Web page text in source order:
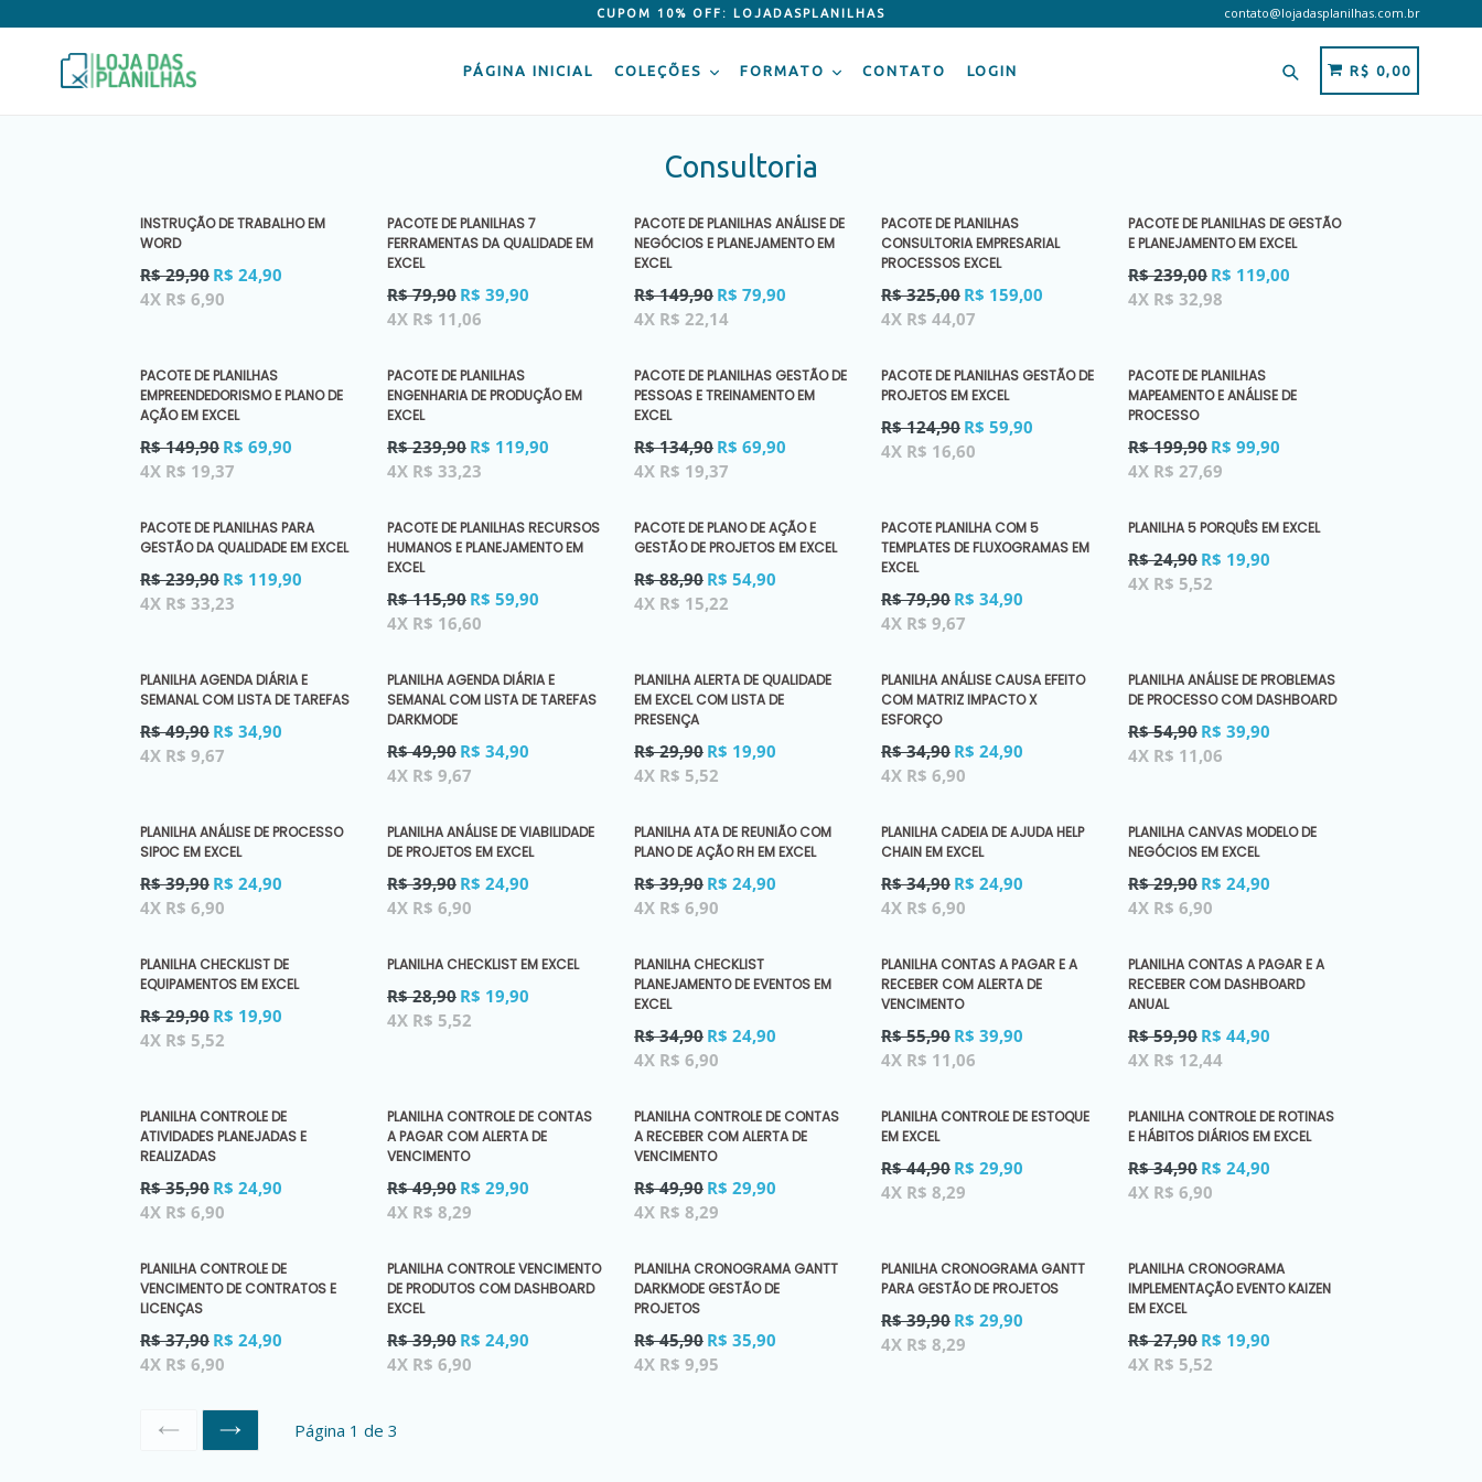
para
CUPOM 10% OFF: LOJADASPLANILHAS contato@lojadasplanilhas.com.br
PÁGINA INICIAL COLEÇÕES FORMATO CONTATO LOGIN PesquisarCARRINHO
CARRINHO
R$ 0,00
Consultoria
INSTRUÇÃO DE TRABALHO EM
WORD
Preço
normal
R$ 29,90 R$ 24,90
4X R$ 6,90
PACOTE DE PLANILHAS 7
FERRAMENTAS DA QUALIDADE EM
EXCEL
Preço
normal
R$ 79,90 R$ 39,90
4X R$ 11,06
PACOTE DE PLANILHAS ANÁLISE DE
NEGÓCIOS E PLANEJAMENTO EM
EXCEL
Preço
normal
R$ 149,90 R$ 79,90
4X R$ 22,14
PACOTE DE PLANILHAS
CONSULTORIA EMPRESARIAL
PROCESSOS EXCEL
Preço
normal
R$ 325,00 R$ 159,00
4X R$ 44,07
PACOTE DE PLANILHAS DE GESTÃO
E PLANEJAMENTO EM EXCEL
Preço
normal
R$ 239,00 R$ 119,00
4X R$ 32,98
PACOTE DE PLANILHAS
EMPREENDEDORISMO E PLANO DE
AÇÃO EM EXCEL
Preço
normal
R$ 149,90 R$ 69,90
4X R$ 19,37
PACOTE DE PLANILHAS
ENGENHARIA DE PRODUÇÃO EM
EXCEL
Preço
normal
R$ 239,90 R$ 119,90
4X R$ 33,23
PACOTE DE PLANILHAS GESTÃO DE
PESSOAS E TREINAMENTO EM
EXCEL
Preço
normal
R$ 134,90 R$ 69,90
4X R$ 19,37
PACOTE DE PLANILHAS GESTÃO DE
PROJETOS EM EXCEL
Preço
normal
R$ 124,90 R$ 59,90
4X R$ 16,60
PACOTE DE PLANILHAS
MAPEAMENTO E ANÁLISE DE
PROCESSO
Preço
normal
R$ 199,90 R$ 99,90
4X R$ 27,69
PACOTE DE PLANILHAS PARA
GESTÃO DA QUALIDADE EM EXCEL
Preço
normal
R$ 239,90 R$ 119,90
4X R$ 33,23
PACOTE DE PLANILHAS RECURSOS
HUMANOS E PLANEJAMENTO EM
EXCEL
Preço
normal
R$ 115,90 R$ 59,90
4X R$ 16,60
PACOTE DE PLANO DE AÇÃO E
GESTÃO DE PROJETOS EM EXCEL
Preço
normal
R$ 88,90 R$ 54,90
4X R$ 15,22
PACOTE PLANILHA COM 5
TEMPLATES DE FLUXOGRAMAS EM
EXCEL
Preço
normal
R$ 79,90 R$ 34,90
4X R$ 9,67
PLANILHA 5 PORQUÊS EM EXCEL
Preço
normal
R$ 24,90 R$ 19,90
4X R$ 5,52
PLANILHA AGENDA DIÁRIA E
SEMANAL COM LISTA DE TAREFAS
Preço
normal
R$ 49,90 R$ 34,90
4X R$ 9,67
PLANILHA AGENDA DIÁRIA E
SEMANAL COM LISTA DE TAREFAS
DARKMODE
Preço
normal
R$ 49,90 R$ 34,90
4X R$ 9,67
PLANILHA ALERTA DE QUALIDADE
EM EXCEL COM LISTA DE
PRESENÇA
Preço
normal
R$ 29,90 R$ 19,90
4X R$ 5,52
PLANILHA ANÁLISE CAUSA EFEITO
COM MATRIZ IMPACTO X
ESFORÇO
Preço
normal
R$ 34,90 R$ 24,90
4X R$ 6,90
PLANILHA ANÁLISE DE PROBLEMAS
DE PROCESSO COM DASHBOARD
Preço
normal
R$ 54,90 R$ 39,90
4X R$ 11,06
PLANILHA ANÁLISE DE PROCESSO
SIPOC EM EXCEL
Preço
normal
R$ 39,90 R$ 24,90
4X R$ 6,90
PLANILHA ANÁLISE DE VIABILIDADE
DE PROJETOS EM EXCEL
Preço
normal
R$ 39,90 R$ 24,90
4X R$ 6,90
PLANILHA ATA DE REUNIÃO COM
PLANO DE AÇÃO RH EM EXCEL
Preço
normal
R$ 39,90 R$ 24,90
4X R$ 6,90
PLANILHA CADEIA DE AJUDA HELP
CHAIN EM EXCEL
Preço
normal
R$ 34,90 R$ 24,90
4X R$ 6,90
PLANILHA CANVAS MODELO DE
NEGÓCIOS EM EXCEL
Preço
normal
R$ 29,90 R$ 24,90
4X R$ 6,90
PLANILHA CHECKLIST DE
EQUIPAMENTOS EM EXCEL
Preço
normal
R$ 29,90 R$ 19,90
4X R$ 5,52
PLANILHA CHECKLIST EM EXCEL
Preço
normal
R$ 28,90 R$ 19,90
4X R$ 5,52
PLANILHA CHECKLIST
PLANEJAMENTO DE EVENTOS EM
EXCEL
Preço
normal
R$ 34,90 R$ 24,90
4X R$ 6,90
PLANILHA CONTAS A PAGAR E A
RECEBER COM ALERTA DE
VENCIMENTO
Preço
normal
R$ 55,90 R$ 39,90
4X R$ 11,06
PLANILHA CONTAS A PAGAR E A
RECEBER COM DASHBOARD
ANUAL
Preço
normal
R$ 59,90 R$ 44,90
4X R$ 12,44
PLANILHA CONTROLE DE
ATIVIDADES PLANEJADAS E
REALIZADAS
Preço
normal
R$ 35,90 R$ 24,90
4X R$ 6,90
PLANILHA CONTROLE DE CONTAS
A PAGAR COM ALERTA DE
VENCIMENTO
Preço
normal
R$ 49,90 R$ 29,90
4X R$ 8,29
PLANILHA CONTROLE DE CONTAS
A RECEBER COM ALERTA DE
VENCIMENTO
Preço
normal
R$ 49,90 R$ 29,90
4X R$ 8,29
PLANILHA CONTROLE DE ESTOQUE
EM EXCEL
Preço
normal
R$ 44,90 R$ 29,90
4X R$ 8,29
PLANILHA CONTROLE DE ROTINAS
E HÁBITOS DIÁRIOS EM EXCEL
Preço
normal
R$ 34,90 R$ 24,90
4X R$ 6,90
PLANILHA CONTROLE DE
VENCIMENTO DE CONTRATOS E
LICENÇAS
Preço
normal
R$ 37,90 R$ 24,90
4X R$ 6,90
PLANILHA CONTROLE VENCIMENTO
DE PRODUTOS COM DASHBOARD
EXCEL
Preço
normal
R$ 39,90 R$ 24,90
4X R$ 6,90
PLANILHA CRONOGRAMA GANTT
DARKMODE GESTÃO DE
PROJETOS
Preço
normal
R$ 45,90 R$ 35,90
4X R$ 9,95
PLANILHA CRONOGRAMA GANTT
PARA GESTÃO DE PROJETOS
Preço
normal
R$ 39,90 R$ 29,90
4X R$ 8,29
PLANILHA CRONOGRAMA
IMPLEMENTAÇÃO EVENTO KAIZEN
EM EXCEL
Preço
normal
R$ 27,90 R$ 19,90
4X R$ 5,52
ANTERIORSEGUINTE
Página 1 de 3